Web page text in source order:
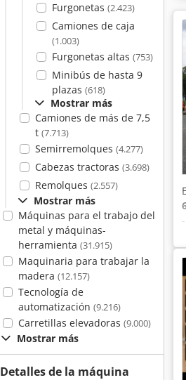
Furgonetas (2.423)
Camiones de caja
(1.003)
Furgonetas altas (753)
Minibús de hasta 9
plazas (618)
Mostrar más
Camiones de más de 7,5
t (7.713)
Semirremolques (4.277)
Cabezas tractoras (3.698)
Remolques (2.557)
Mostrar más
Máquinas para el trabajo del
metal y máquinas-
herramienta (31.915)
Maquinaria para trabajar la
madera (12.157)
Tecnología de
automatización (9.216)
Carretillas elevadoras (9.000)
Mostrar más
Detalles de la máquina